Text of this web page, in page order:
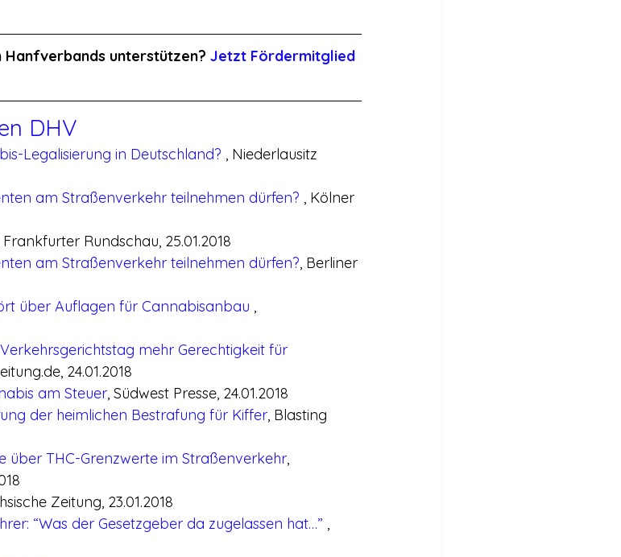
Hanfverbands unterstützen? Jetzt Fördermitglied
DHV
Legalisierung in Deutschland? , Niederlausitz
am Straßenverkehr teilnehmen dürfen? , Kölner
Frankfurter Rundschau, 25.01.2018
am Straßenverkehr teilnehmen dürfen?, Berliner
über Auflagen für Cannabisanbau ,
mehr Gerechtigkeit für
24.01.2018
am Steuer, Südwest Presse, 24.01.2018
der heimlichen Bestrafung für Kiffer, Blasting
über THC-Grenzwerte im Straßenverkehr,
Zeitung, 23.01.2018
“Was der Gesetzgeber da zugelassen hat…” ,